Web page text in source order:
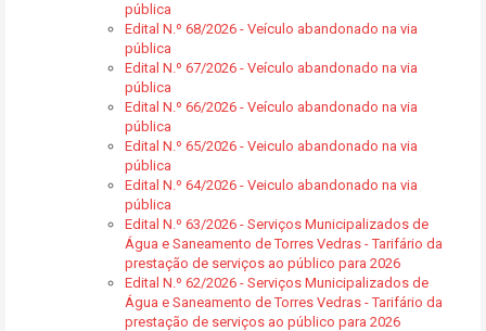
pública
Edital N.º 68/2026 - Veículo abandonado na via
pública
Edital N.º 67/2026 - Veículo abandonado na via
pública
Edital N.º 66/2026 - Veículo abandonado na via
pública
Edital N.º 65/2026 - Veiculo abandonado na via
pública
Edital N.º 64/2026 - Veiculo abandonado na via
pública
Edital N.º 63/2026 - Serviços Municipalizados de
Água e Saneamento de Torres Vedras - Tarifário da
prestação de serviços ao público para 2026
Edital N.º 62/2026 - Serviços Municipalizados de
Água e Saneamento de Torres Vedras - Tarifário da
prestação de serviços ao público para 2026